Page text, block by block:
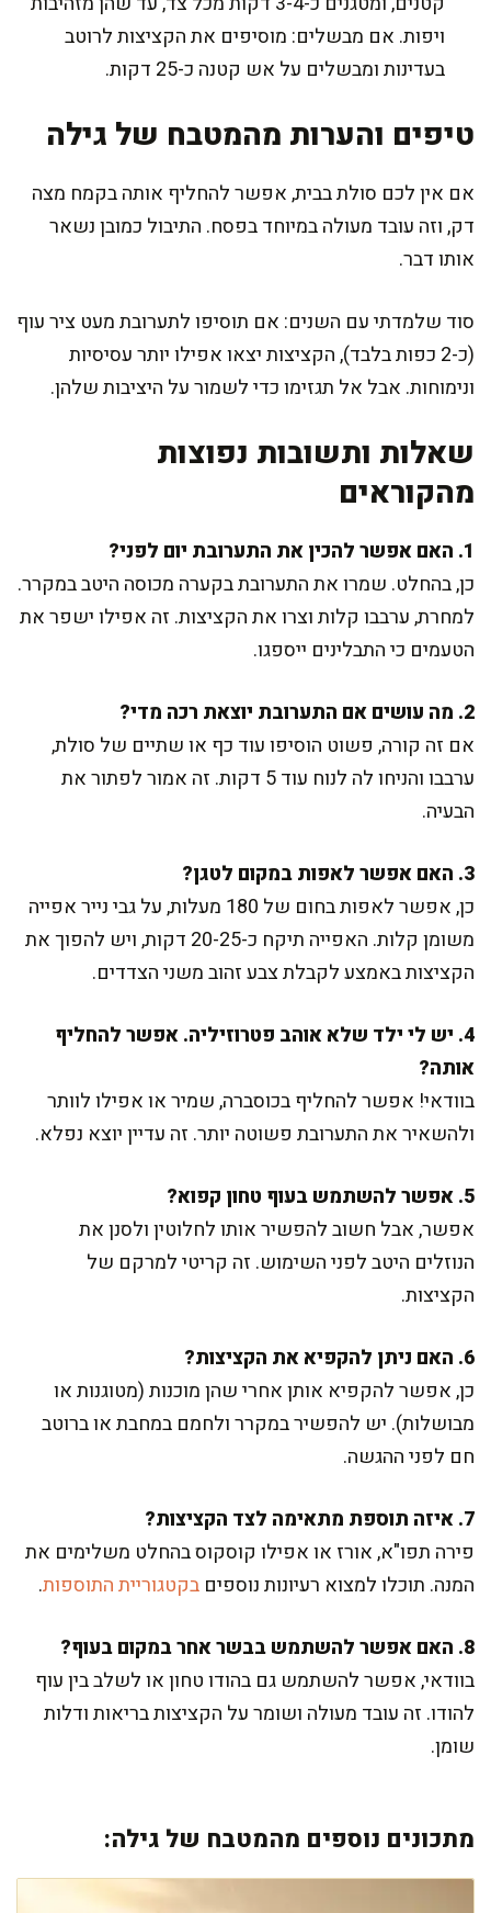
ויפות. אם מבשלים: מוסיפים את הקציצות לרוטב
בעדינות ומבשלים על אש קטנה כ-25 דקות.
טיפים והערות מהמטבח של גילה
אם אין לכם סולת בבית, אפשר להחליף אותה בקמח מצה
דק, וזה עובד מעולה במיוחד בפסח. התיבול כמובן נשאר
אותו דבר.
סוד שלמדתי עם השנים: אם תוסיפו לתערובת מעט ציר עוף
(כ-2 כפות בלבד), הקציצות יצאו אפילו יותר עסיסיות
ונימוחות. אבל אל תגזימו כדי לשמור על היציבות שלהן.
שאלות ותשובות נפוצות
מהקוראים
1. האם אפשר להכין את התערובת יום לפני?
כן, בהחלט. שמרו את התערובת בקערה מכוסה היטב במקרר.
למחרת, ערבבו קלות וצרו את הקציצות. זה אפילו ישפר את
הטעמים כי התבלינים ייספגו.
2. מה עושים אם התערובת יוצאת רכה מדי?
אם זה קורה, פשוט הוסיפו עוד כף או שתיים של סולת,
ערבבו והניחו לה לנוח עוד 5 דקות. זה אמור לפתור את
הבעיה.
3. האם אפשר לאפות במקום לטגן?
כן, אפשר לאפות בחום של 180 מעלות, על גבי נייר אפייה
משומן קלות. האפייה תיקח כ-20-25 דקות, ויש להפוך את
הקציצות באמצע לקבלת צבע זהוב משני הצדדים.
4. יש לי ילד שלא אוהב פטרוזיליה. אפשר להחליף
אותה?
בוודאי! אפשר להחליף בכוסברה, שמיר או אפילו לוותר
ולהשאיר את התערובת פשוטה יותר. זה עדיין יוצא נפלא.
5. אפשר להשתמש בעוף טחון קפוא?
אפשר, אבל חשוב להפשיר אותו לחלוטין ולסנן את
הנוזלים היטב לפני השימוש. זה קריטי למרקם של
הקציצות.
6. האם ניתן להקפיא את הקציצות?
כן, אפשר להקפיא אותן אחרי שהן מוכנות (מטוגנות או
מבושלות). יש להפשיר במקרר ולחמם במחבת או ברוטב
חם לפני ההגשה.
7. איזה תוספת מתאימה לצד הקציצות?
פירה תפו"א, אורז או אפילו קוסקוס בהחלט משלימים את
המנה. תוכלו למצוא רעיונות נוספים בקטגוריית התוספות.
8. האם אפשר להשתמש בבשר אחר במקום בעוף?
בוודאי, אפשר להשתמש גם בהודו טחון או לשלב בין עוף
להודו. זה עובד מעולה ושומר על הקציצות בריאות ודלות
שומן.
מתכונים נוספים מהמטבח של גילה: